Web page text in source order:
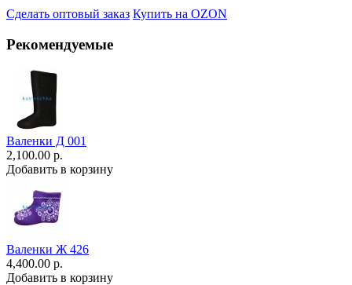
Сделать оптовый заказ Купить на OZON
Рекомендуемые
Валенки Д 001
2,100.00 р.
Добавить в корзину
Валенки Ж 426
4,400.00 р.
Добавить в корзину